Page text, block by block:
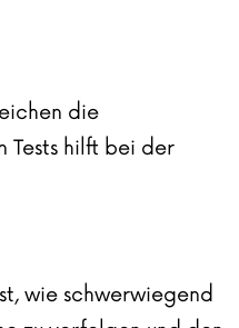
die
Tests hilft bei der
wie schwerwiegend